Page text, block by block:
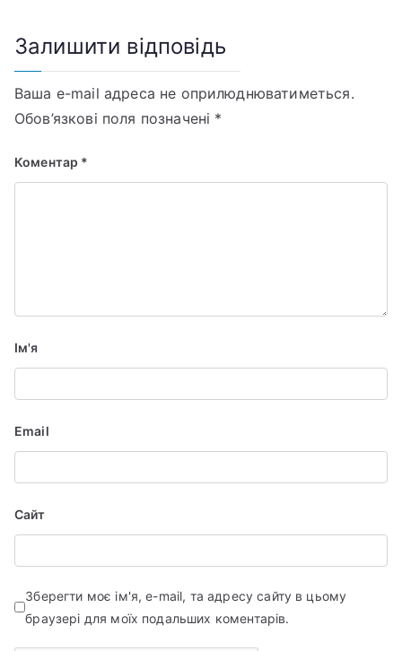
Залишити відповідь
Ваша e-mail адреса не оприлюднюватиметься.
Обов’язкові поля позначені *
Коментар *
Ім'я
Email
Сайт
Зберегти моє ім'я, e-mail, та адресу сайту в цьому
браузері для моїх подальших коментарів.